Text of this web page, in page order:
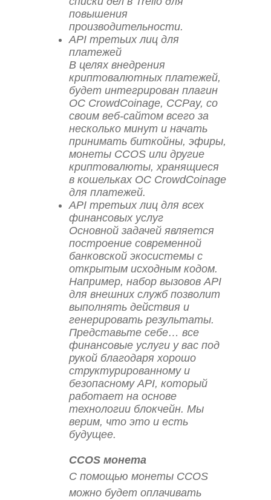
повышения
производительности.
API третьих лиц для
платежей
В целях внедрения
криптовалютных платежей,
будет интегрирован плагин
ОС CrowdCoinage, CCPay, со
своим веб-сайтом всего за
несколько минут и начать
принимать биткойны, эфиры,
монеты CCOS или другие
криптовалюты, хранящиеся
в кошельках ОС CrowdCoinage
для платежей.
API третьих лиц для всех
финансовых услуг
Основной задачей является
построение современной
банковской экосистемы с
открытым исходным кодом.
Например, набор вызовов API
для внешних служб позволит
выполнять действия и
генерировать результаты.
Представьте себе… все
финансовые услуги у вас под
рукой благодаря хорошо
структурированному и
безопасному API, который
работает на основе
технологии блокчейн. Мы
верим, что это и есть
будущее.
CCOS монета
С помощью монеты CCOS
можно будет оплачивать